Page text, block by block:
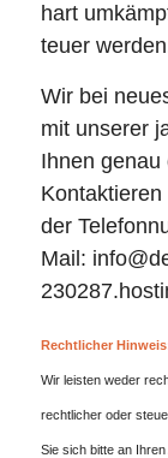
hart
teuer
Wir bei
mit unserer
Ihnen genau
der
Mail:
Rechtlicher
Wir leisten weder
rechtlicher oder
Sie sich bitte an